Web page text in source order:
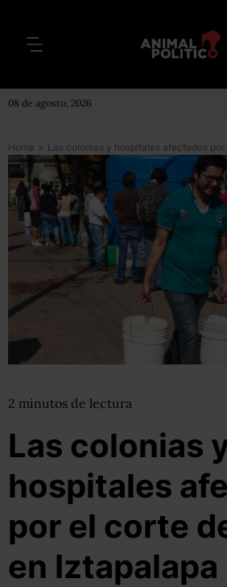
08 de agosto, 2026
Home > Las colonias
2 minutos de lectura
Las colonias
hospitales
por el corte
en Iztapalapa